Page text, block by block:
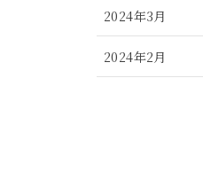
2024年3月
2024年2月